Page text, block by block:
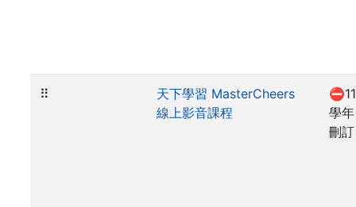
⠿
天下學習 MasterCheers
線上影音課程
學年
刪訂